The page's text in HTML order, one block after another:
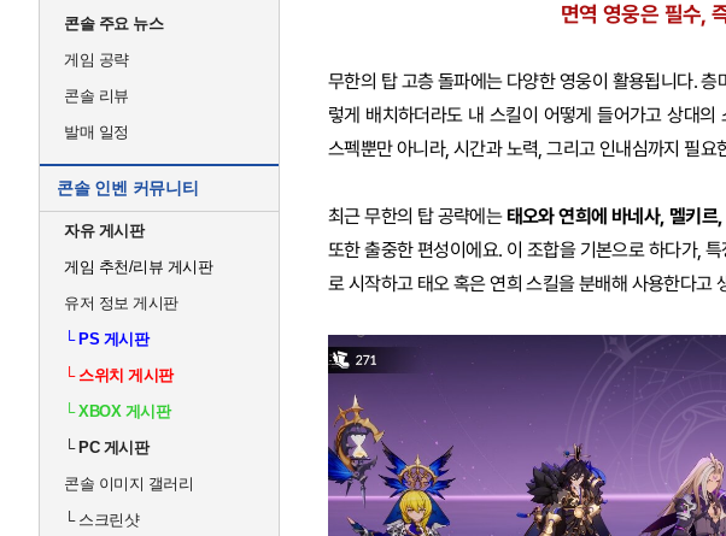
콘솔 주요 뉴스
게임 공략
콘솔 리뷰
발매 일정
콘솔 인벤 커뮤니티
자유 게시판
게임 추천/리뷰 게시판
유저 정보 게시판
└PS 게시판
└스위치 게시판
└XBOX 게시판
└PC 게시판
콘솔 이미지 갤러리
└스크린샷
면역 영웅은 필수,
무한의 탑 고층 돌파에는 다양한 영웅이 활용됩니다.
렇게 배치하더라도 내 스킬이 어떻게 들어가고 상대
스펙뿐만 아니라, 시간과 노력, 그리고 인내심까지 필요
최근 무한의 탑 공략에는 태오와 연희에 바네사, 멜키르,
또한 출중한 편성이에요. 이 조합을 기본으로 하다가,
로 시작하고 태오 혹은 연희 스킬을 분배해 사용한다고